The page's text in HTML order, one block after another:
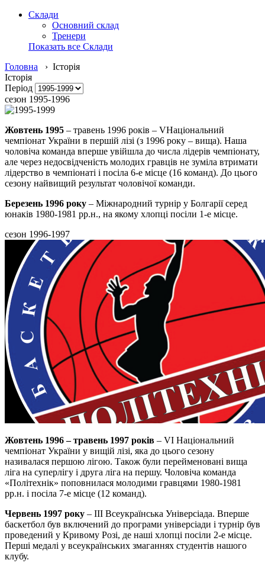
Склади
Основний склад
Тренери
Показать все Склади
Головна › Історія
Історія
Період
сезон 1995-1996
Жовтень 1995 – травень 1996 років – VНаціональний
чемпіонат України в першій лізі (з 1996 року – вища). Наша
чоловіча команда вперше увійшла до числа лідерів чемпіонату,
але через недосвідченість молодих гравців не зуміла втримати
лідерство в чемпіонаті і посіла 6-е місце (16 команд). До цього
сезону найвищий результат чоловічої команди.
Березень 1996 року – Міжнародний турнір у Болгарії серед
юнаків 1980-1981 рр.н., на якому хлопці посіли 1-е місце.
сезон 1996-1997
Жовтень 1996 – травень 1997 років – VI Національний
чемпіонат України у вищій лізі, яка до цього сезону
називалася першою лігою. Також були перейменовані вища
ліга на суперлігу і друга ліга на першу. Чоловіча команда
«Політехнік» поповнилася молодими гравцями 1980-1981
рр.н. і посіла 7-е місце (12 команд).
Червень 1997 року – III Всеукраїнська Універсіада. Вперше
баскетбол був включений до програми універсіади і турнір був
проведений у Кривому Розі, де наші хлопці посіли 2-е місце.
Перші медалі у всеукраїнських змаганнях студентів нашого
клубу.